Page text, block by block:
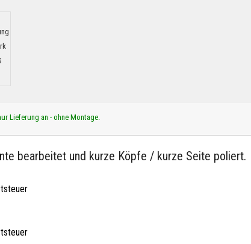
Lieferung an - ohne Montage.
bearbeitet und kurze Köpfe / kurze Seite poliert.